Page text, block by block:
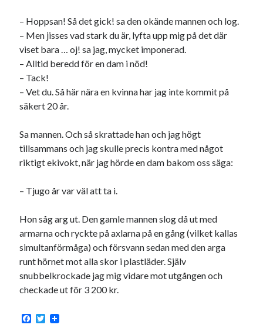
– Hoppsan! Så det gick! sa den okände mannen och log.
– Men jisses vad stark du är, lyfta upp mig på det där
viset bara … oj! sa jag, mycket imponerad.
– Alltid beredd för en dam i nöd!
– Tack!
– Vet du. Så här nära en kvinna har jag inte kommit på
säkert 20 år.
Sa mannen. Och så skrattade han och jag högt
tillsammans och jag skulle precis kontra med något
riktigt ekivokt, när jag hörde en dam bakom oss säga:
– Tjugo år var väl att ta i.
Hon såg arg ut. Den gamle mannen slog då ut med
armarna och ryckte på axlarna på en gång (vilket kallas
simultanförmåga) och försvann sedan med den arga
runt hörnet mot alla skor i plastläder. Själv
snubbelkrockade jag mig vidare mot utgången och
checkade ut för 3 200 kr.
F
T